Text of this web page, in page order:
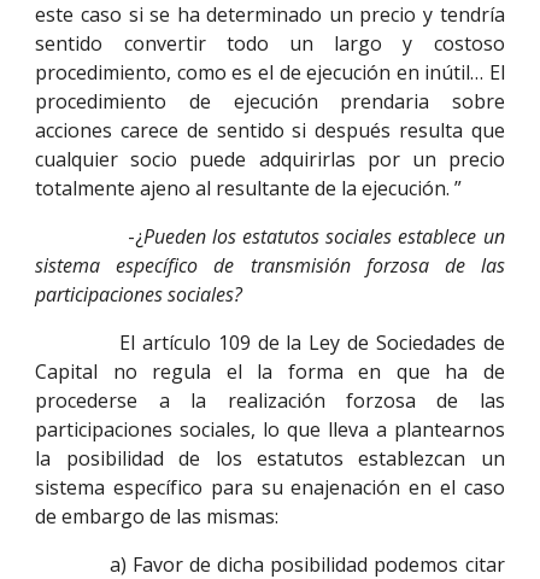
este caso si se ha determinado un precio y tendría
sentido convertir todo un largo y costoso
procedimiento, como es el de ejecución en inútil… El
procedimiento de ejecución prendaria sobre
acciones carece de sentido si después resulta que
cualquier socio puede adquirirlas por un precio
totalmente ajeno al resultante de la ejecución. ”
-¿Pueden los estatutos sociales establece un
sistema específico de transmisión forzosa de las
participaciones sociales?
El artículo 109 de la Ley de Sociedades de
Capital no regula el la forma en que ha de
procederse a la realización forzosa de las
participaciones sociales, lo que lleva a plantearnos
la posibilidad de los estatutos establezcan un
sistema específico para su enajenación en el caso
de embargo de las mismas:
a) Favor de dicha posibilidad podemos citar